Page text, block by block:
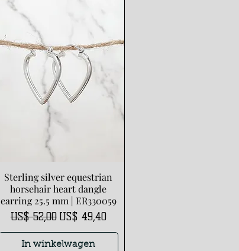
Snel overzicht
Sterling silver equestrian
horsehair heart dangle
earring 25.5 mm | ER330059
Normale prijs
US$ 52,00 Verkoopprijs
US$ 49,40
In winkelwagen